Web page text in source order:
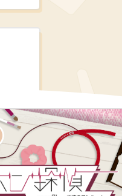
リアル宝探し